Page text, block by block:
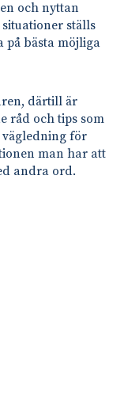
och nyttan
ställs
bästa möjliga
därtill är
råd och tips som
vägledning för
man har att
andra ord.